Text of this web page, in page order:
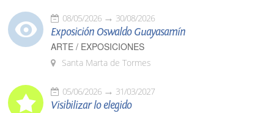
08/05/2026 30/08/2026
Exposición Oswaldo Guayasamín
ARTE / EXPOSICIONES
Santa Marta de Tormes
05/06/2026 31/03/2027
Visibilizar lo elegido